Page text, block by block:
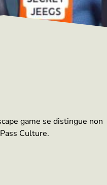
game se distingue non
Culture.